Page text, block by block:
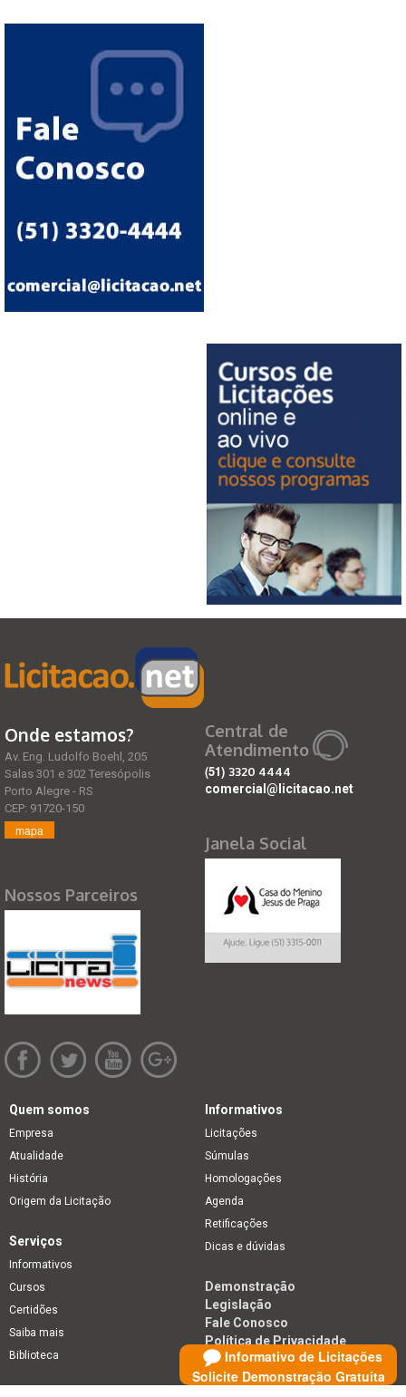
Informativo de Licitações
Solicite Demonstração Gratuita
Onde estamos?
Av. Eng. Ludolfo Boehl, 205
Salas 301 e 302 Teresópolis
Porto Alegre - RS
CEP: 91720-150
mapa
Nossos Parceiros
Central de
Atendimento
(51) 3320 4444
comercial@licitacao.net
Janela Social
Quem somos
Empresa
Atualidade
História
Origem da Licitação
Informativos
Licitações
Súmulas
Homologações
Agenda
Retificações
Dicas e dúvidas
Serviços
Informativos
Cursos
Certidões
Saiba mais
Biblioteca
Demonstração
Legislação
Fale Conosco
Política de Privacidade